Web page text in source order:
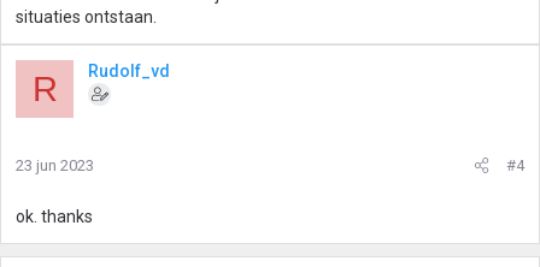
situaties ontstaan.
R Rudolf_vd
23 jun 2023 #4
ok. thanks